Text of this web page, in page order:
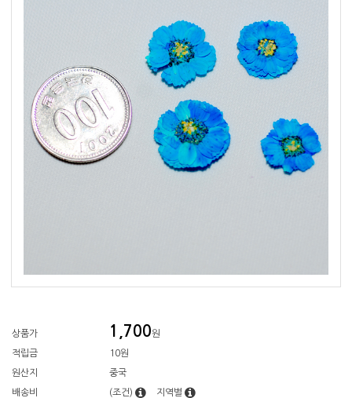
상품가 1,700원
적립금 10원
원산지 중국
배송비 (조건) 지역별